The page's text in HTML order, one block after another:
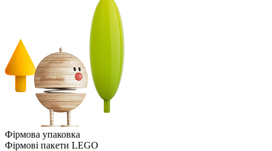
Фірмова упаковка
Фірмові пакети LEGO